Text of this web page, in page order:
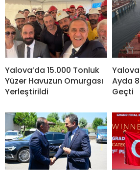
Yalova’da 15.000 Tonluk
Yüzer Havuzun Omurgası
Yerleştirildi
Ayda
Geçti